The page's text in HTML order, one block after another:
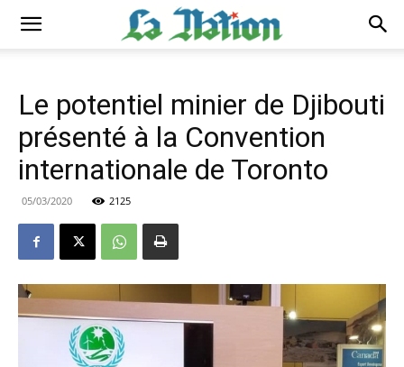
Le potentiel minier de Djibouti
présenté à la Convention
internationale de Toronto
05/03/2020 2125